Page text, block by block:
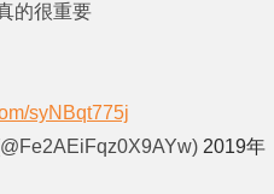
的很重要
syNBqt775j
2019年